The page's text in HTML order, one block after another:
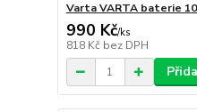
Varta VARTA baterie
990 Kč/ks
818 Kč bez DPH